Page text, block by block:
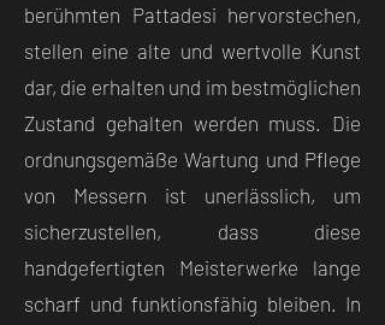
berühmten Pattadesi hervorstechen,
stellen eine alte und wertvolle Kunst
dar, die erhalten und im bestmöglichen
Zustand gehalten werden muss. Die
ordnungsgemäße Wartung und Pflege
von Messern ist unerlässlich, um
sicherzustellen, dass diese
handgefertigten Meisterwerke lange
scharf und funktionsfähig bleiben. In